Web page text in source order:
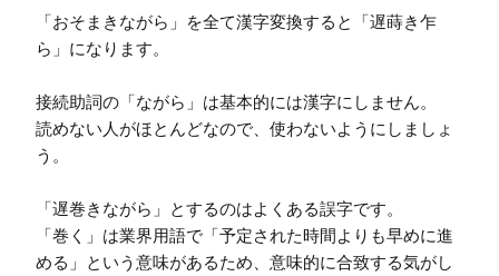
「おそまきながら」を全て漢字変換すると「遅蒔き乍
ら」になります。
接続助詞の「ながら」は基本的には漢字にしません。
読めない人がほとんどなので、使わないようにしましょ
う。
「遅巻きながら」とするのはよくある誤字です。
「巻く」は業界用語で「予定された時間よりも早めに進
める」という意味があるため、意味的に合致する気がし